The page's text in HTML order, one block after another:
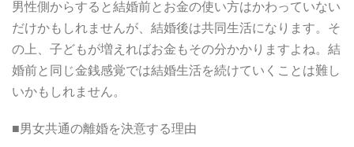
男性側からすると結婚前とお金の使い方はかわっていない
だけかもしれませんが、結婚後は共同生活になります。そ
の上、子どもが増えればお金もその分かかりますよね。結
婚前と同じ金銭感覚では結婚生活を続けていくことは難し
いかもしれません。
■男女共通の離婚を決意する理由